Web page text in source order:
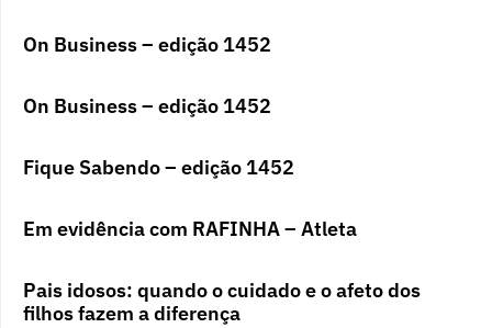
On Business – edição 1452
On Business – edição 1452
Fique Sabendo – edição 1452
Em evidência com RAFINHA – Atleta
Pais idosos: quando o cuidado e o afeto dos
filhos fazem a diferença